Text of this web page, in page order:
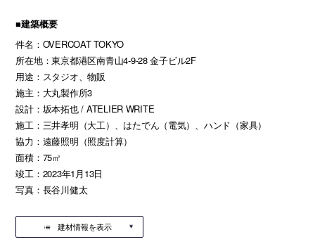
■建築概要
件名：OVERCOAT TOKYO
所在地：東京都港区南青山4-9-28 金子ビル2F
用途：スタジオ、物販
施主：大丸製作所3
設計：坂本拓也 / ATELIER WRITE
施工：三井孝明（大工）、はたでん（電気）、ハンド（家具）
協力：遠藤照明（照度計算）
面積：75㎡
竣工：2023年1月13日
写真：長谷川健太
建材情報を表示